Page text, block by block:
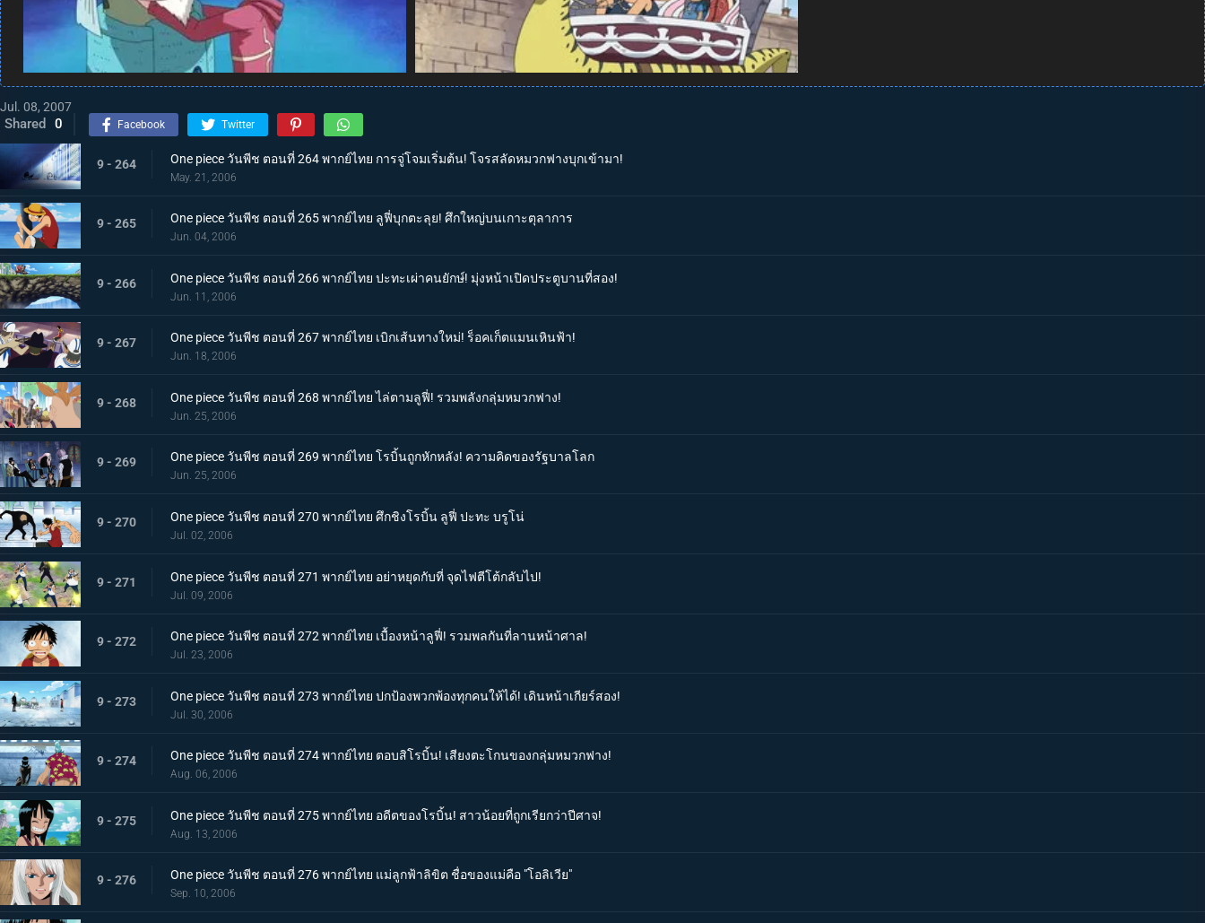
Jul. 08, 2007
Shared 0 Facebook Twitter
9 - 264 One piece วันพีช ตอนที่ 264 พากย์ไทย การจู่โจมเริ่มต้น! โจรสลัดหมวกฟางบุกเข้ามา!
May. 21, 2006
9 - 265 One piece วันพีช ตอนที่ 265 พากย์ไทย ลูฟี่บุกตะลุย! ศึกใหญ่บนเกาะตุลาการ
Jun. 04, 2006
9 - 266 One piece วันพีช ตอนที่ 266 พากย์ไทย ปะทะเผ่าคนยักษ์! มุ่งหน้าเปิดประตูบานที่สอง!
Jun. 11, 2006
9 - 267 One piece วันพีช ตอนที่ 267 พากย์ไทย เบิกเส้นทางใหม่! ร็อคเก็ตแมนเหินฟ้า!
Jun. 18, 2006
9 - 268 One piece วันพีช ตอนที่ 268 พากย์ไทย ไล่ตามลูฟี่! รวมพลังกลุ่มหมวกฟาง!
Jun. 25, 2006
9 - 269 One piece วันพีช ตอนที่ 269 พากย์ไทย โรบิ้นถูกหักหลัง! ความคิดของรัฐบาลโลก
Jun. 25, 2006
9 - 270 One piece วันพีช ตอนที่ 270 พากย์ไทย ศึกชิงโรบิ้น ลูฟี่ ปะทะ บรูโน่
Jul. 02, 2006
9 - 271 One piece วันพีช ตอนที่ 271 พากย์ไทย อย่าหยุดกับที่ จุดไฟตีโต้กลับไป!
Jul. 09, 2006
9 - 272 One piece วันพีช ตอนที่ 272 พากย์ไทย เบื้องหน้าลูฟี่! รวมพลกันที่ลานหน้าศาล!
Jul. 23, 2006
9 - 273 One piece วันพีช ตอนที่ 273 พากย์ไทย ปกป้องพวกพ้องทุกคนให้ได้! เดินหน้าเกียร์สอง!
Jul. 30, 2006
9 - 274 One piece วันพีช ตอนที่ 274 พากย์ไทย ตอบสิโรบิ้น! เสียงตะโกนของกลุ่มหมวกฟาง!
Aug. 06, 2006
9 - 275 One piece วันพีช ตอนที่ 275 พากย์ไทย อดีตของโรบิ้น! สาวน้อยที่ถูกเรียกว่าปีศาจ!
Aug. 13, 2006
9 - 276 One piece วันพีช ตอนที่ 276 พากย์ไทย แม่ลูกฟ้าลิขิต ชื่อของแม่คือ "โอลิเวีย"
Sep. 10, 2006